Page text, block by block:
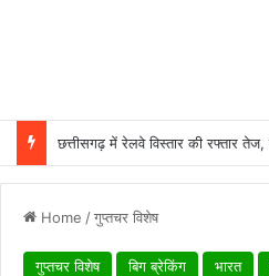
Home /गुप्तचर विशेष
गुप्तचर विशेष बिग ब्रेकिंग भारत